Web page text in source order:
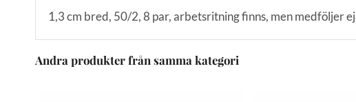
1,3 cm bred, 50/2, 8 par, arbetsritning finns, men medföljer ej
Andra produkter från samma kategori